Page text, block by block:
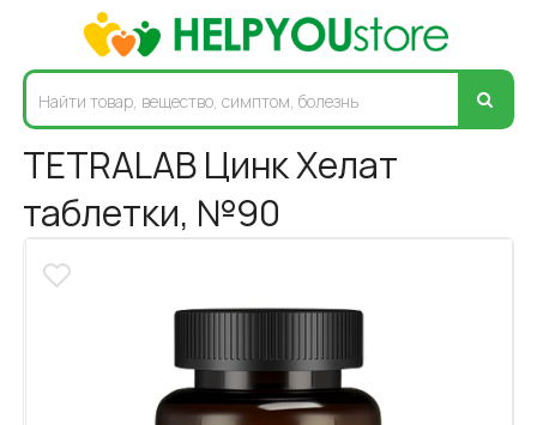
TETRALAB Цинк Хелат
таблетки, №90